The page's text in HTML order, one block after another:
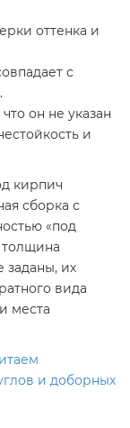
оттенка и
с
он не указан
и
кирпич
сборка с
«под
толщина
заданы, их
вида
места
и доборных